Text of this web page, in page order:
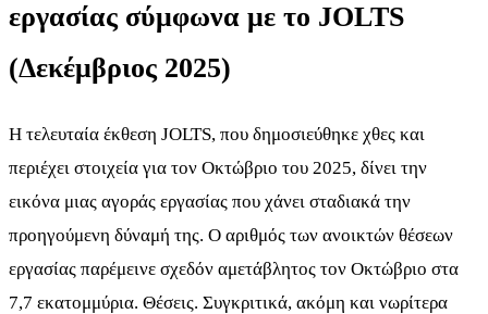
εργασίας σύμφωνα με το JOLTS
(Δεκέμβριος 2025)
Η τελευταία έκθεση JOLTS, που δημοσιεύθηκε χθες και
περιέχει στοιχεία για τον Οκτώβριο του 2025, δίνει την
εικόνα μιας αγοράς εργασίας που χάνει σταδιακά την
προηγούμενη δύναμή της. Ο αριθμός των ανοικτών θέσεων
εργασίας παρέμεινε σχεδόν αμετάβλητος τον Οκτώβριο στα
7,7 εκατομμύρια. Θέσεις. Συγκριτικά, ακόμη και νωρίτερα